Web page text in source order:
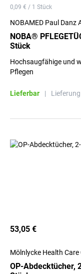
0,09 € / 1 Stück
NOBAMED Paul Danz
NOBA®
Stück
Hochsaugfähige und
Pflegen
Lieferbar |
53,05 €
Mölnlycke Health Care
OP-Abdecktücher,